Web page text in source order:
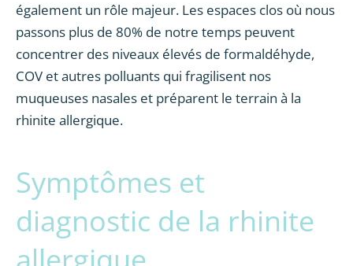
également un rôle majeur. Les espaces clos où nous
passons plus de 80% de notre temps peuvent
concentrer des niveaux élevés de formaldéhyde,
COV et autres polluants qui fragilisent nos
muqueuses nasales et préparent le terrain à la
rhinite allergique.
Symptômes et
diagnostic de la rhinite